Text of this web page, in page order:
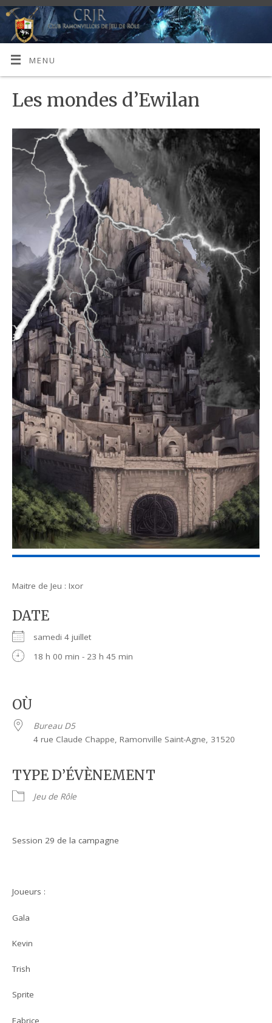
MENU
Les mondes d’Ewilan
Maitre de Jeu : Ixor
DATE
samedi 4 juillet
18 h 00 min - 23 h 45 min
OÙ
Bureau D5
4 rue Claude Chappe, Ramonville Saint-Agne, 31520
TYPE D’ÉVÈNEMENT
Jeu de Rôle
Session 29 de la campagne
Joueurs :
Gala
Kevin
Trish
Sprite
Fabrice